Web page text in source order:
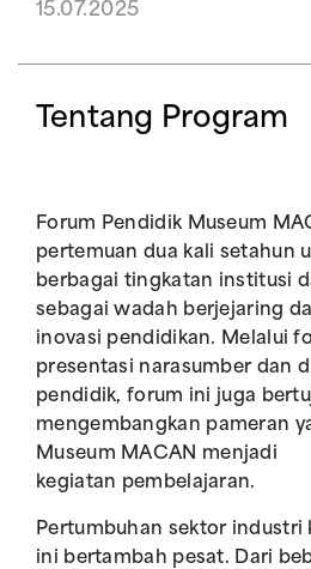
15.07.2025
Tentang Program
Forum Pendidik Museum
pertemuan dua kali setahun
berbagai tingkatan institusi
sebagai wadah berjejaring
inovasi pendidikan. Melalui
presentasi narasumber dan
pendidik, forum ini juga
mengembangkan pameran
Museum MACAN menjadi
kegiatan pembelajaran.
Pertumbuhan sektor industri
ini bertambah pesat. Dari